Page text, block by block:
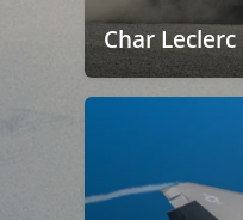
Char Leclerc